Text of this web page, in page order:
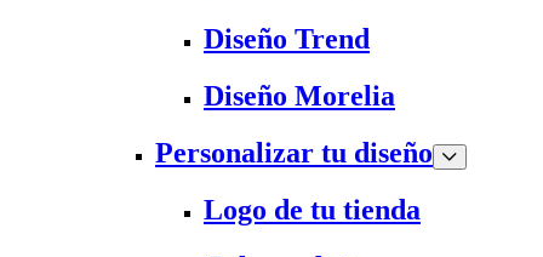
Diseño Trend
Diseño Morelia
Personalizar tu diseño
Logo de tu tienda